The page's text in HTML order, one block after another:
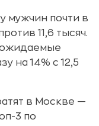
мужчин почти в
11,6 тысяч.
ожидаемые
на 14% с 12,5
в Москве —
3 по